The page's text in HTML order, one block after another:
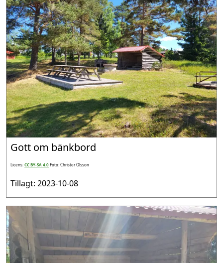
Gott om bänkbord
Licens:CC BY-SA 4.0Foto: Christer Olsson
Tillagt: 2023-10-08